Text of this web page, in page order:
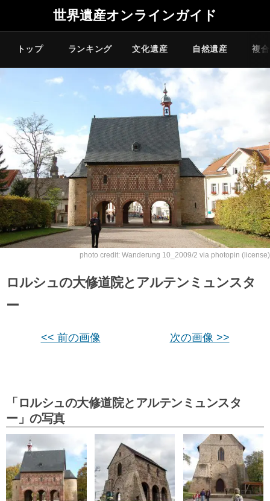
世界遺産オンラインガイド
トップ ランキング 文化遺産 自然遺産 複
photo credit: Wanderung 10_2009/2 via photopin (license)
ロルシュの大修道院とアルテンミュンスタ
ー
<< 前の画像 次の画像 >>
「ロルシュの大修道院とアルテンミュンスタ
ー」の写真